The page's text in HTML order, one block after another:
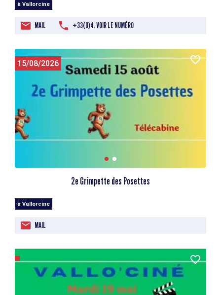
à Vallorcine
MAIL +33(0)4. VOIR LE NUMÉRO
15/08/2026
2e Grimpette des Posettes
à Vallorcine
MAIL